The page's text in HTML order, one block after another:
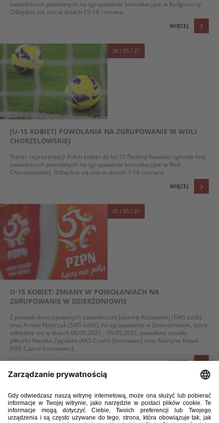
zawodniczek powołanych na zgrupowanie konsultacyjne w Bydgoszczy.
Odbędzie się ono w dniach 15-18 czerwca.
WIĘCEJ
26 / 05 / 21
[U-15 KOBIET] POWOŁANIA NA ZGRUPOWANIE W WOLI
CHORZELOWSKIEJ
Trener reprezentacji Polski kobiet do lat 15 Paulina Kawalec ogłosiła listę
zawodniczek powołanych na zgrupowanie konsultacyjne w Woli
Chorzelowskiej. Odbędzie się ono w dniach 7-10 czerwca.
WIĘCEJ
05 / 05 / 21
U-15 KOBIET: ZMIANY W POWOŁANIACH NA
ZGRUPOWANIE W DZIERŻONIOWIE
Z powodu kontuzjowanych zawodniczek Julianny Kutowskiej (SMS Łódź)
oraz Amelii Majtczak (SMS Łódź), na zgrupowanie w Dzierżoniowie, które
odbędzie się w dniach 06.05.2021 – 09.05.2021, powołane zostały
piłkarki: Klaudia Zygulska (KKS Czarni Sosnowiec) oraz Martyna Kowal
(KKS Czarni Sosnowiec).
WIĘCEJ